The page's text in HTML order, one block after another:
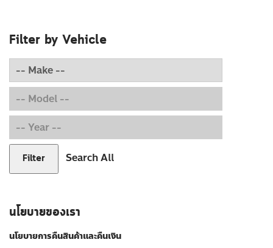
Filter by Vehicle
Filter Search All
นโยบายของเรา
นโยบายการคืนสินค้าและคืนเงิน